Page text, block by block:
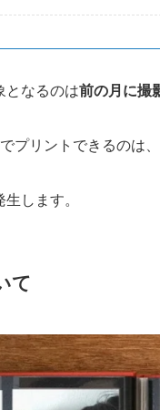
となるのは前の月に撮
プリントできるのは
します。
て